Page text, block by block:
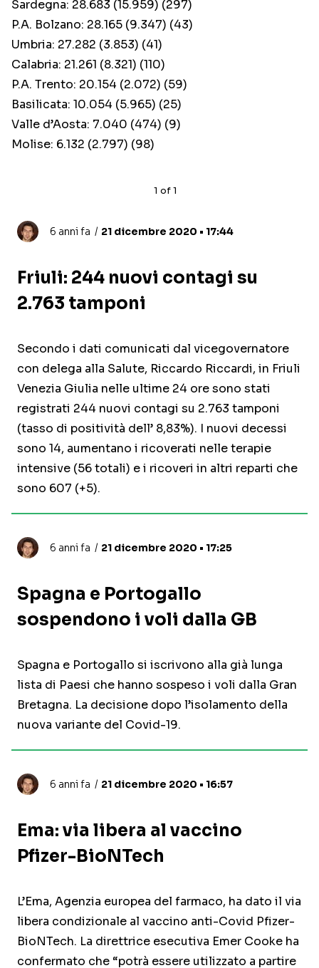
Sardegna: 28.683 (15.959) (297)
P.A. Bolzano: 28.165 (9.347) (43)
Umbria: 27.282 (3.853) (41)
Calabria: 21.261 (8.321) (110)
P.A. Trento: 20.154 (2.072) (59)
Basilicata: 10.054 (5.965) (25)
Valle d’Aosta: 7.040 (474) (9)
Molise: 6.132 (2.797) (98)
1 of1
6 anni fa 21 dicembre 2020 • 17:44
Friuli: 244 nuovi contagi su
2.763 tamponi
Secondo i dati comunicati dal vicegovernatore
con delega alla Salute, Riccardo Riccardi, in Friuli
Venezia Giulia nelle ultime 24 ore sono stati
registrati 244 nuovi contagi su 2.763 tamponi
(tasso di positività dell’ 8,83%). I nuovi decessi
sono 14, aumentano i ricoverati nelle terapie
intensive (56 totali) e i ricoveri in altri reparti che
sono 607 (+5).
6 anni fa 21 dicembre 2020 • 17:25
Spagna e Portogallo
sospendono i voli dalla GB
Spagna e Portogallo si iscrivono alla già lunga
lista di Paesi che hanno sospeso i voli dalla Gran
Bretagna. La decisione dopo l’isolamento della
nuova variante del Covid-19.
6 anni fa 21 dicembre 2020 • 16:57
Ema: via libera al vaccino
Pfizer-BioNTech
L’Ema, Agenzia europea del farmaco, ha dato il via
libera condizionale al vaccino anti-Covid Pfizer-
BioNTech. La direttrice esecutiva Emer Cooke ha
confermato che “potrà essere utilizzato a partire